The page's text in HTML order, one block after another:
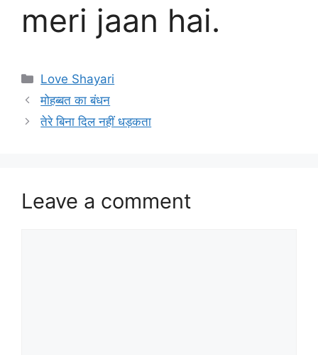
meri jaan hai.
Categories
Love Shayari
मोहब्बत का बंधन
तेरे बिना दिल नहीं धड़कता
Leave a comment